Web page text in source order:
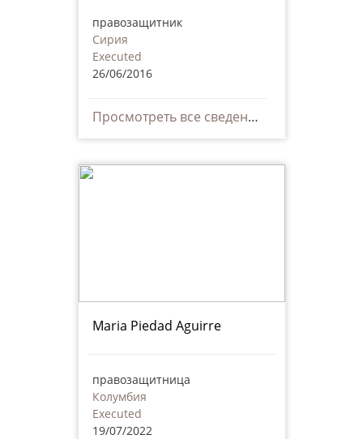
правозащитник
Сирия
Executed
26/06/2016
Просмотреть все сведения
Maria Piedad Aguirre
правозащитница
Колумбия
Executed
19/07/2022